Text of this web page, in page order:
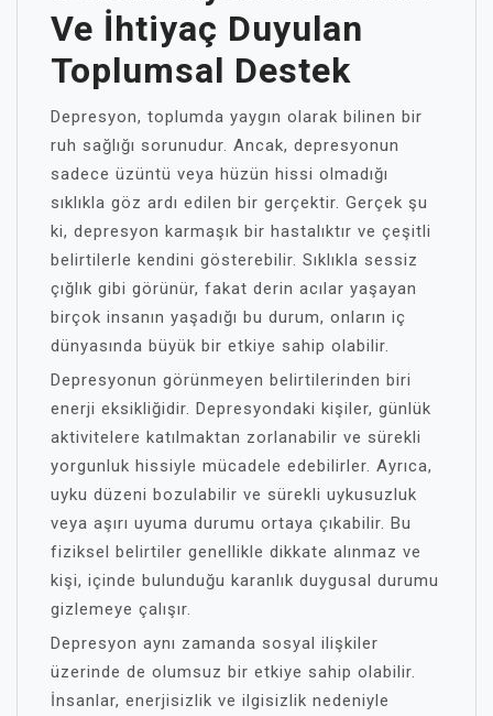
Ve İhtiyaç Duyulan
Toplumsal Destek
Depresyon, toplumda yaygın olarak bilinen bir
ruh sağlığı sorunudur. Ancak, depresyonun
sadece üzüntü veya hüzün hissi olmadığı
sıklıkla göz ardı edilen bir gerçektir. Gerçek şu
ki, depresyon karmaşık bir hastalıktır ve çeşitli
belirtilerle kendini gösterebilir. Sıklıkla sessiz
çığlık gibi görünür, fakat derin acılar yaşayan
birçok insanın yaşadığı bu durum, onların iç
dünyasında büyük bir etkiye sahip olabilir.
Depresyonun görünmeyen belirtilerinden biri
enerji eksikliğidir. Depresyondaki kişiler, günlük
aktivitelere katılmaktan zorlanabilir ve sürekli
yorgunluk hissiyle mücadele edebilirler. Ayrıca,
uyku düzeni bozulabilir ve sürekli uykusuzluk
veya aşırı uyuma durumu ortaya çıkabilir. Bu
fiziksel belirtiler genellikle dikkate alınmaz ve
kişi, içinde bulunduğu karanlık duygusal durumu
gizlemeye çalışır.
Depresyon aynı zamanda sosyal ilişkiler
üzerinde de olumsuz bir etkiye sahip olabilir.
İnsanlar, enerjisizlik ve ilgisizlik nedeniyle